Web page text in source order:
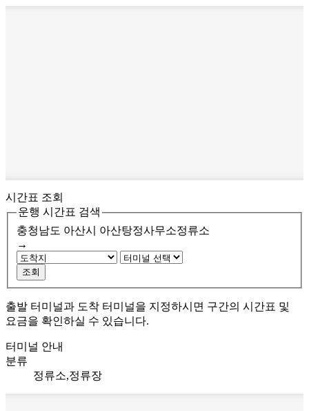
시간표 조회
운행 시간표 검색
충청남도 아산시
아산탕정사무소정류소
→
조회
출발 터미널과 도착 터미널을 지정하시면 구간의 시간표 및
요금을 확인하실 수 있습니다.
터미널 안내
분류
정류소,정류장